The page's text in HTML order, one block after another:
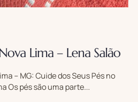
Lima – Lena Salão
– MG: Cuide dos Seus Pés no
Os pés são uma parte...